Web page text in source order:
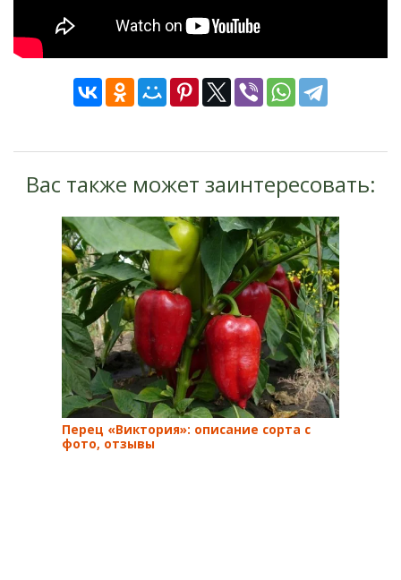
Вас также может заинтересовать:
Перец «Виктория»: описание сорта с
фото, отзывы